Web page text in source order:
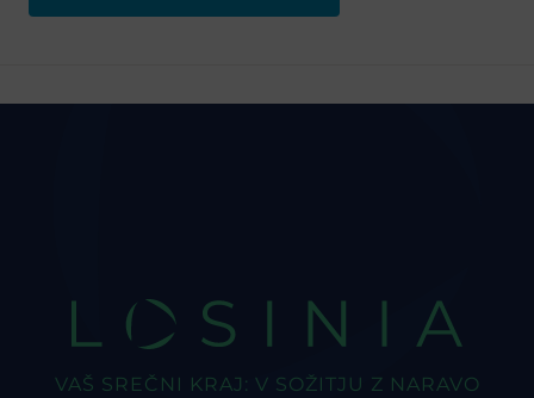
LOSINIA
VAŠ SREČNI KRAJ: V SOŽITJU Z NARAVO